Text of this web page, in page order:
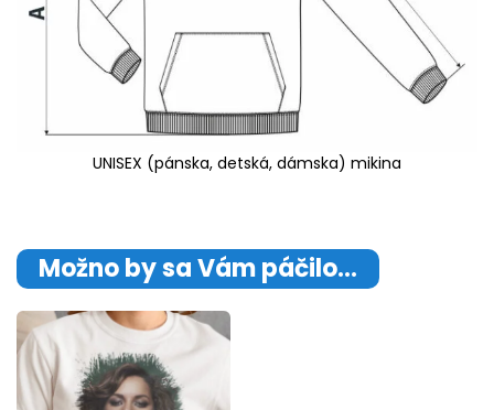
UNISEX (pánska, detská, dámska) mikina
Možno by sa Vám páčilo…